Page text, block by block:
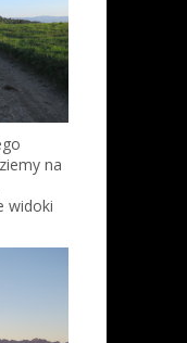
na
widoki